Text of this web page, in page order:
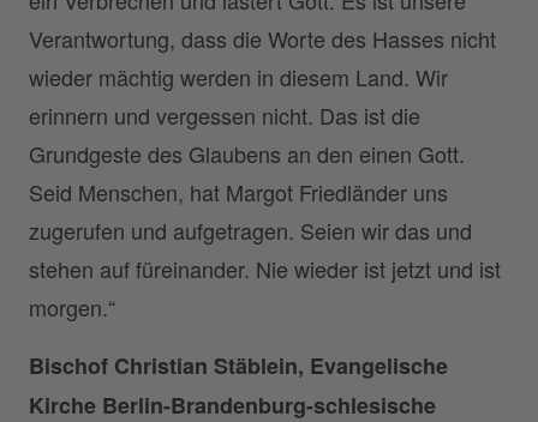
Verantwortung, dass die Worte des Hasses nicht
wieder mächtig werden in diesem Land. Wir
erinnern und vergessen nicht. Das ist die
Grundgeste des Glaubens an den einen Gott.
Seid Menschen, hat Margot Friedländer uns
zugerufen und aufgetragen. Seien wir das und
stehen auf füreinander. Nie wieder ist jetzt und ist
morgen.“
Bischof Christian Stäblein, Evangelische
Kirche Berlin-Brandenburg-schlesische